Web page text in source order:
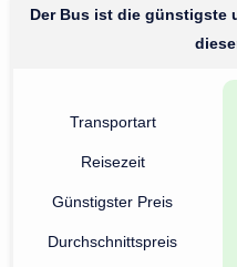
Der Bus ist die günstigste
Transportart
Reisezeit
Günstigster Preis
Durchschnittspreis